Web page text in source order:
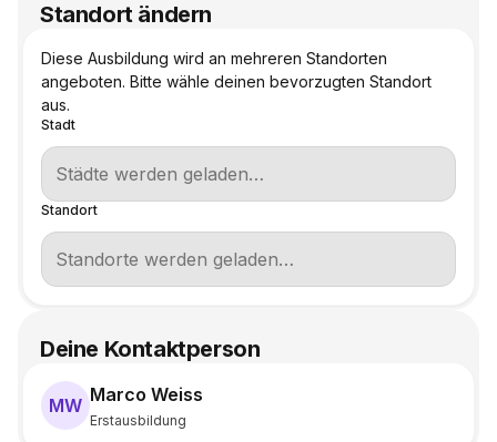
Standort ändern
Diese Ausbildung wird an mehreren Standorten
angeboten. Bitte wähle deinen bevorzugten Standort
aus.
Stadt
Standort
Deine Kontaktperson
MW Marco Weiss
Erstausbildung